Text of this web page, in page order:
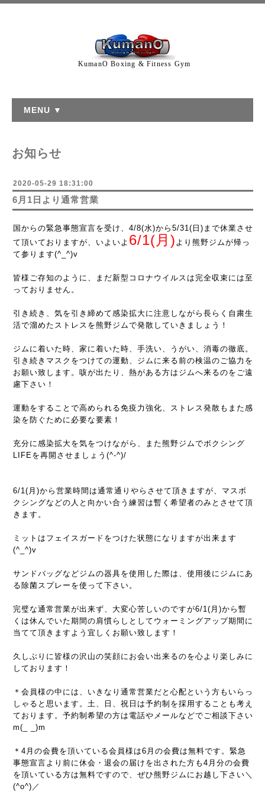
KumanO Boxing & Fitness Gym
MENU ▼
お知らせ
2020-05-29 18:31:00
6月1日より通常営業
国からの緊急事態宣言を受け、4/8(水)から5/31(日)まで休業させ
て頂いておりますが、いよいよ 6/1(月) より熊野ジムが帰っ
て参ります(^_^)v
皆様ご存知のように、まだ新型コロナウイルスは完全収束には至
っておりません。
引き続き、気を引き締めて感染拡大に注意しながら長らく自粛生
活で溜めたストレスを熊野ジムで発散していきましょう！
ジムに着いた時、家に着いた時、手洗い、うがい、消毒の徹底。
引き続きマスクをつけての運動、ジムに来る前の検温のご協力を
お願い致します。咳が出たり、熱がある方はジムへ来るのをご遠
慮下さい！
運動をすることで高められる免疫力強化、ストレス発散もまた感
染を防ぐために必要な要素！
充分に感染拡大を気をつけながら、また熊野ジムでボクシング
LIFEを再開させましょう(^-^)/
6/1(月)から営業時間は通常通りやらさせて頂きますが、マスボ
クシングなどの人と向かい合う練習は暫く希望者のみとさせて頂
きます。
ミットはフェイスガードをつけた状態になりますが出来ます
(^_^)v
サンドバッグなどジムの器具を使用した際は、使用後にジムにあ
る除菌スプレーを使って下さい。
完璧な通常営業が出来ず、大変心苦しいのですが6/1(月)から暫
くは休んでいた期間の肩慣らしとしてウォーミングアップ期間に
当てて頂きますよう宜しくお願い致します！
久しぶりに皆様の沢山の笑顔にお会い出来るのを心より楽しみに
しております！
＊会員様の中には、いきなり通常営業だと心配という方もいらっ
しゃると思います。土、日、祝日は予約制を採用することも考え
ております。予約制希望の方は電話やメールなどでご相談下さい
m(_ _)m
＊4月の会費を頂いている会員様は6月の会費は無料です。緊急
事態宣言より前に休会・退会の届けを出された方も4月分の会費
を頂いている方は無料ですので、ぜひ熊野ジムにお越し下さい＼
(^o^)／